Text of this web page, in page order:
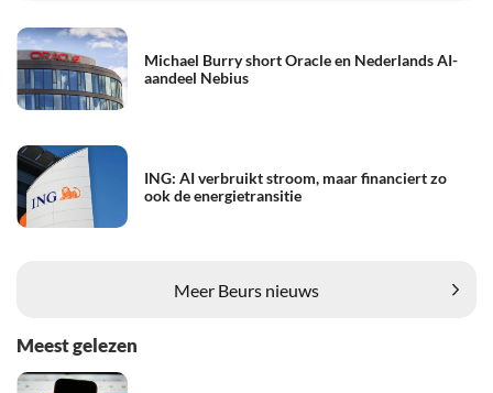
Michael Burry short Oracle en Nederlands AI-
aandeel Nebius
ING: AI verbruikt stroom, maar financiert zo
ook de energietransitie
Meer Beurs nieuws
Meest gelezen